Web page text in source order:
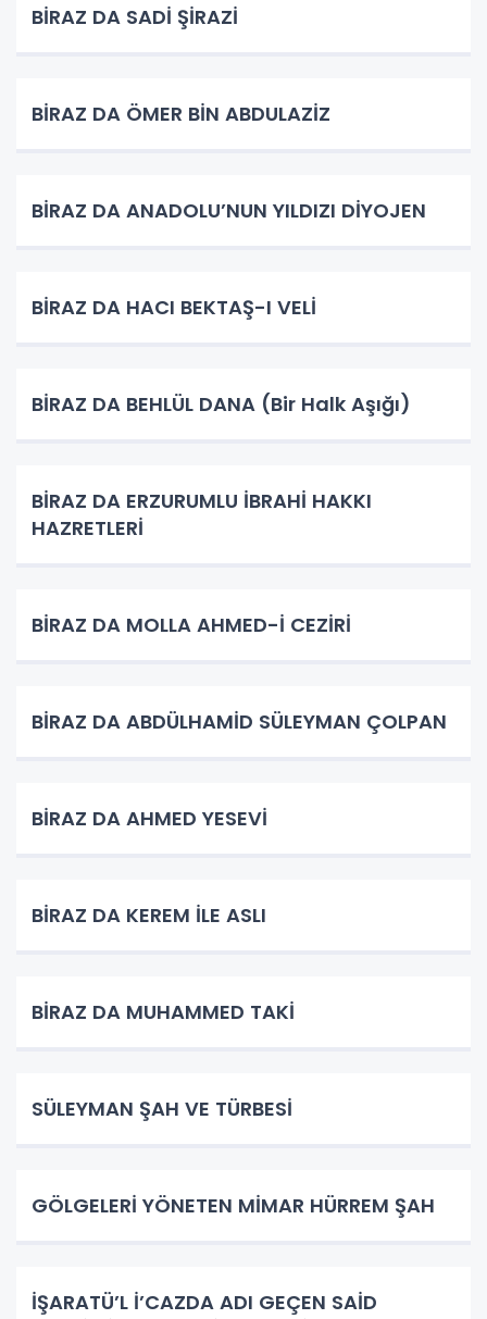
BİRAZ DA SADİ ŞİRAZİ
BİRAZ DA ÖMER BİN ABDULAZİZ
BİRAZ DA ANADOLU’NUN YILDIZI DİYOJEN
BİRAZ DA HACI BEKTAŞ-I VELİ
BİRAZ DA BEHLÜL DANA (Bir Halk Aşığı)
BİRAZ DA ERZURUMLU İBRAHİ HAKKI
HAZRETLERİ
BİRAZ DA MOLLA AHMED-İ CEZİRİ
BİRAZ DA ABDÜLHAMİD SÜLEYMAN ÇOLPAN
BİRAZ DA AHMED YESEVİ
BİRAZ DA KEREM İLE ASLI
BİRAZ DA MUHAMMED TAKİ
SÜLEYMAN ŞAH VE TÜRBESİ
GÖLGELERİ YÖNETEN MİMAR HÜRREM ŞAH
İŞARATÜ’L İ’CAZDA ADI GEÇEN SAİD